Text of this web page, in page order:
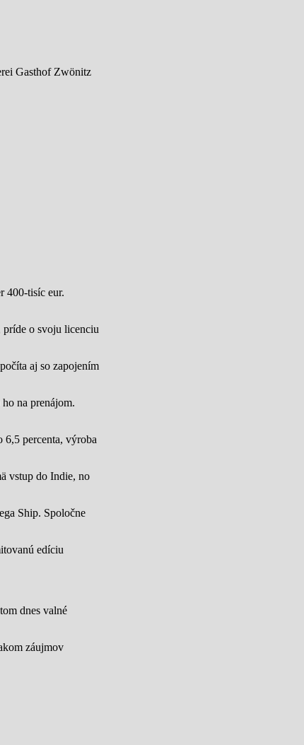
Gasthof Zwönitz
400-tisíc eur.
o svoju licenciu
aj so zapojením
na prenájom.
percenta, výroba
vstup do Indie, no
Ship. Spoločne
edíciu
dnes valné
záujmov